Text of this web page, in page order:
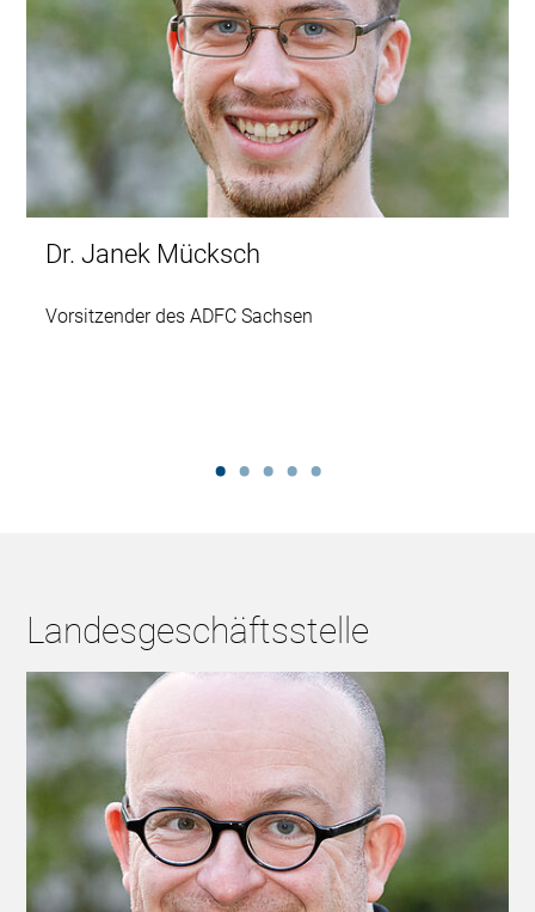
Dr. Janek Mücksch
Vorsitzender des ADFC Sachsen
Landesgeschäftsstelle